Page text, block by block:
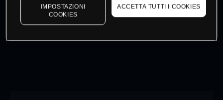
I prezzi sono solo indicativi. Accediper vedere gli ultimi
dati di mercato
to see latest market data
IMPOSTAZIONI
COOKIES
ACCETTA TUTTI I COOKIES